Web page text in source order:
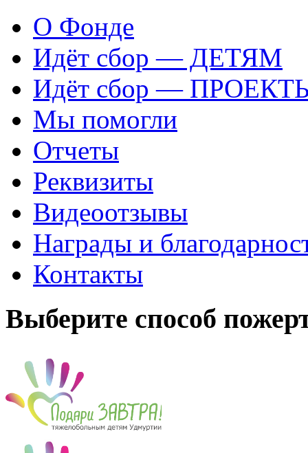
О Фонде
Идёт сбор — ДЕТЯМ
Идёт сбор —
Мы помогли
Отчеты
Реквизиты
Видеоотзывы
Награды и
Контакты
Выберите способ